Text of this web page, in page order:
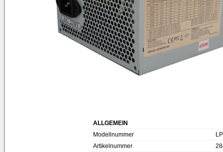
ALLGEMEIN
Modellnummer
Artikelnummer